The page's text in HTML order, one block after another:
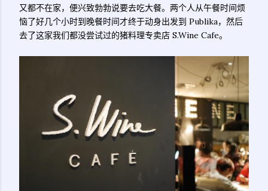
又都不在家，便兴致勃勃说要去吃大餐。两个人从午餐时间烦
恼了好几个小时到晚餐时间才终于动身出发到 Publika，然后
去了这家我们都没尝试过的猪料理专卖店 S.Wine Cafe。